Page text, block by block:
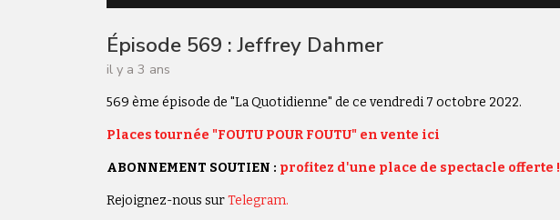
Épisode 569 : Jeffrey Dahmer
il y a 3 ans
569 ème épisode de "La Quotidienne" de ce vendredi 7 octobre 2022.
Places tournée "FOUTU POUR FOUTU" en vente ici
ABONNEMENT SOUTIEN : profitez d'une place de spectacle offerte !
Rejoignez-nous surTelegram.